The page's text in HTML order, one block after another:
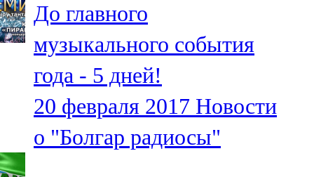
Нурлат
104,7 FM
Олы Әтнә
71,42 FM
Сарман
До главного
музыкального события
года - 5 дней!
20 февраля 2017 Новости
о "Болгар радиосы"